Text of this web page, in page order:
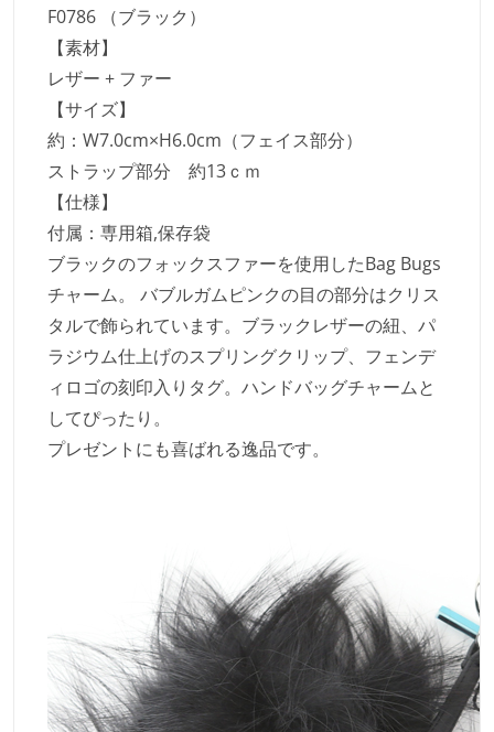
F0786 （ブラック）
【素材】
レザー + ファー
【サイズ】
約：W7.0cm×H6.0cm（フェイス部分）
ストラップ部分 約13ｃｍ
【仕様】
付属：専用箱,保存袋
ブラックのフォックスファーを使用したBag Bugs
チャーム。 バブルガムピンクの目の部分はクリス
タルで飾られています。ブラックレザーの紐、パ
ラジウム仕上げのスプリングクリップ、フェンデ
ィロゴの刻印入りタグ。ハンドバッグチャームと
してぴったり。
プレゼントにも喜ばれる逸品です。